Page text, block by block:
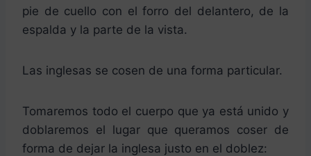
pie de cuello con el forro del delantero, de la
espalda y la parte de la vista.
Las inglesas se cosen de una forma particular.
Tomaremos todo el cuerpo que ya está unido y
doblaremos el lugar que queramos coser de
forma de dejar la inglesa justo en el doblez: